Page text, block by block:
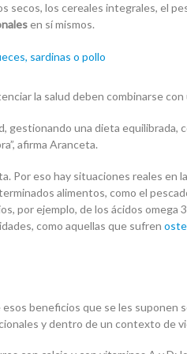
secos, los cereales integrales, el
en sí mismos.
la salud deben combinarse con
gestionando una dieta equilibrada,
afirma Aranceta.
Por eso hay situaciones reales
alimentos, como el
por ejemplo, de los ácidos omega
como aquellas que sufren
beneficios que se les suponen
y dentro de un contexto de